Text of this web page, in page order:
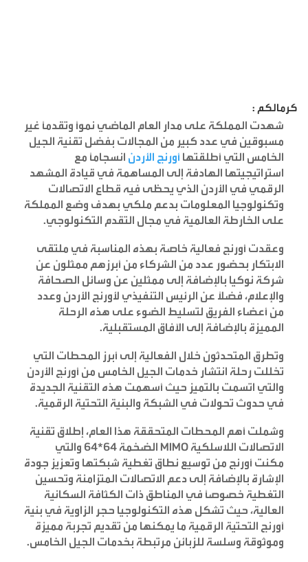
كرمالكم :
شهدت المملكة على مدار العام الماضي نمواً وتقدماً غير
مسبوقين في عدد كبير من المجالات بفضل تقنية الجيل
الخامس التي أطلقتها أورنج الأردن انسجاماً مع
استراتيجيتها الهادفة إلى المساهمة في قيادة المشهد
الرقمي في الأردن الذي يحظى فيه قطاع الاتصالات
وتكنولوجيا المعلومات بدعم ملكي بهدف وضع المملكة
على الخارطة العالمية في مجال التقدم التكنولوجي.
وعقدت أورنج فعالية خاصة بهذه المناسبة في ملتقى
الابتكار بحضور عدد من الشركاء من أبرزهم ممثلون عن
شركة نوكيا بالإضافة إلى ممثلين عن وسائل الصحافة
والإعلام، فضلاً عن الرئيس التنفيذي لأورنج الأردن وعدد
من أعضاء الفريق لتسليط الضوء على هذه الرحلة
المميزة بالإضافة إلى الآفاق المستقبلية.
وتطرق المتحدثون خلال الفعالية إلى أبرز المحطات التي
تخللت رحلة انتشار خدمات الجيل الخامس من أورنج الأردن
والتي اتسمت بالتميز حيث أسهمت هذه التقنية الجديدة
في حدوث تحولات في الشبكة والبنية التحتية الرقمية.
وشملت أهم المحطات المتحققة هذا العام، إطلاق تقنية
الاتصالات اللاسلكيةMIMO
الضخمة 64*64 والتي
مكنت أورنج من توسيع نطاق تغطية شبكتها وتعزيز جودة
الإشارة بالإضافة إلى دعم الاتصالات المتزامنة وتحسين
التغطية خصوصاً في المناطق ذات الكثافة السكانية
العالية، حيث تشكل هذه التكنولوجيا حجر الزاوية في بنية
أورنج التحتية الرقمية ما يمكنها من تقديم تجربة مميزة
وموثوقة وسلسة للزبائن مرتبطة بخدمات الجيل الخامس.